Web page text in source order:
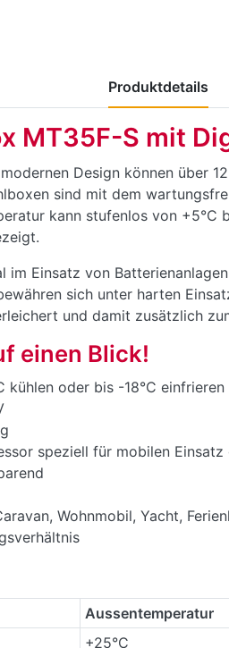
Produktdetails
MT35F-S mit
modernen Design können
sind mit dem
kann stufenlos von
im Einsatz von
sich unter harten
und damit zusätzlich
einen Blick!
kühlen oder bis -18°C einfrieren
speziell für mobilen Einsatz
Wohnmobil, Yacht,
Aussentemperatur
+25°C